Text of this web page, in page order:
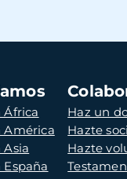
África
América
Haz un
Hazte
Hazte